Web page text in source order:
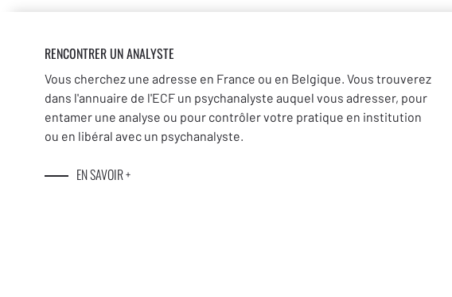
RENCONTRER UN ANALYSTE
Vous cherchez une adresse en France ou en Belgique. Vous trouverez
dans l'annuaire de l'ECF un psychanalyste auquel vous adresser, pour
entamer une analyse ou pour contrôler votre pratique en institution
ou en libéral avec un psychanalyste.
EN SAVOIR +